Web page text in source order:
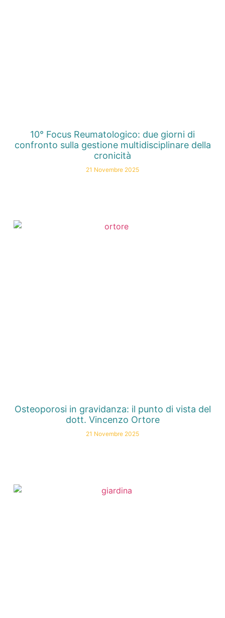
10° Focus Reumatologico: due giorni di
confronto sulla gestione multidisciplinare della
cronicità
21 Novembre 2025
Osteoporosi in gravidanza: il punto di vista del
dott. Vincenzo Ortore
21 Novembre 2025